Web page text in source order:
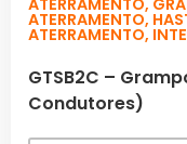
ATERRAMENTO,
ATERRAMENTO,
GTSB2C –
Condutores)